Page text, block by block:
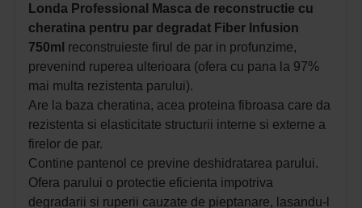
Londa Professional Masca de reconstructie cu
cheratina pentru par degradat Fiber Infusion
750ml reconstruieste firul de par in profunzime,
prevenind ruperea ulterioara (ofera cu pana la 97%
mai multa rezistenta parului).
Are la baza cheratina, acea proteina fibroasa care da
rezistenta si elasticitate structurii interne si externe a
firelor de par.
Contine pantenol ce previne deshidratarea parului.
Ofera parului o protectie eficienta impotriva
degradarii si ruperii cauzate de pieptanare, lasandu-l